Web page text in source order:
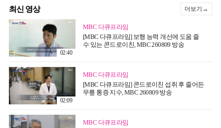
최신 영상 더보기→
MBC 다큐프라임
[MBC 다큐프라임] 보행 능력 개선에 도움 줄
수 있는 콘드로이친, MBC 260809 방송
02:40
MBC 다큐프라임
[MBC 다큐프라임] 콘드로이친 섭취 후 줄어든
무릎 통증 지수, MBC 260809 방송
02:09
MBC 다큐프라임